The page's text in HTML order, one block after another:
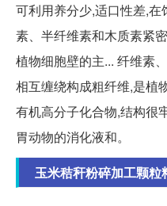
可利用养分少,适口性差,
素、半纤维素和木质素紧
植物细胞壁的主... 纤维素
相互缠绕构成粗纤维,是植
有机高分子化合物,结构很
胃动物的消化液和。
玉米秸秆粉碎加工颗粒